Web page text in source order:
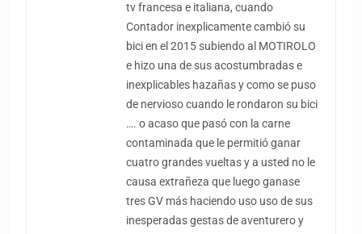
tv francesa e italiana, cuando
Contador inexplicamente cambió su
bici en el 2015 subiendo al MOTIROLO
e hizo una de sus acostumbradas e
inexplicables hazañas y como se puso
de nervioso cuando le rondaron su bici
…. o acaso que pasó con la carne
contaminada que le permitió ganar
cuatro grandes vueltas y a usted no le
causa extrañeza que luego ganase
tres GV más haciendo uso uso de sus
inesperadas gestas de aventurero y